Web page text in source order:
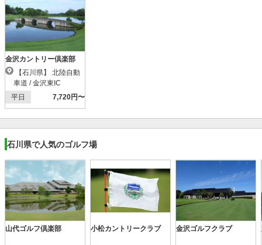
金沢カントリー倶楽部
車道 / 金沢東IC
平日
7,720円〜
石川県で人気のゴルフ場
山代ゴルフ倶楽部 小松カントリークラブ 金沢ゴルフクラブ